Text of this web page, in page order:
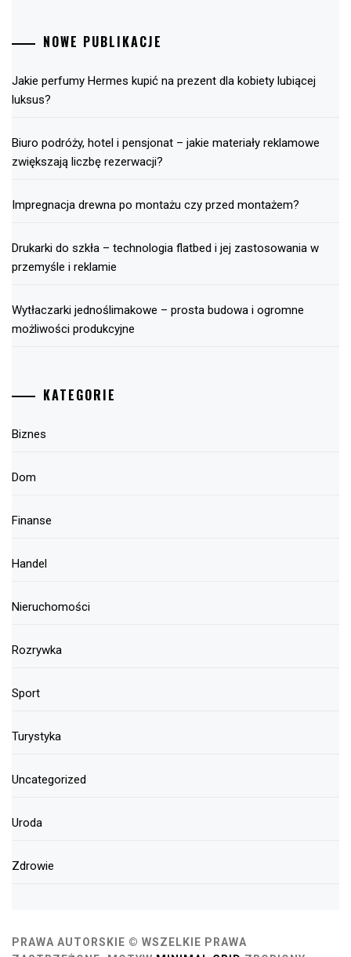
NOWE PUBLIKACJE
Jakie perfumy Hermes kupić na prezent dla kobiety lubiącej
luksus?
Biuro podróży, hotel i pensjonat – jakie materiały reklamowe
zwiększają liczbę rezerwacji?
Impregnacja drewna po montażu czy przed montażem?
Drukarki do szkła – technologia flatbed i jej zastosowania w
przemyśle i reklamie
Wytłaczarki jednoślimakowe – prosta budowa i ogromne
możliwości produkcyjne
KATEGORIE
Biznes
Dom
Finanse
Handel
Nieruchomości
Rozrywka
Sport
Turystyka
Uncategorized
Uroda
Zdrowie
PRAWA AUTORSKIE © WSZELKIE PRAWA